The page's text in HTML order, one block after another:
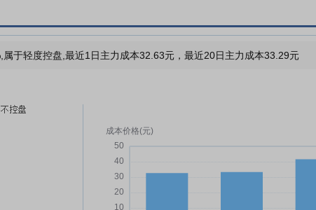
于轻度控盘,最近1日主力成本32.63元，最近20日主力成本33.29元